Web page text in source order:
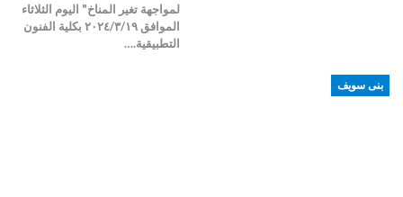
لمواجهة تغير المناخ" اليوم الثلاثاء
الموافق ٢٠٢٤/٣/١٩ بكلية الفنون
التطبيقية.…
بنى سويف